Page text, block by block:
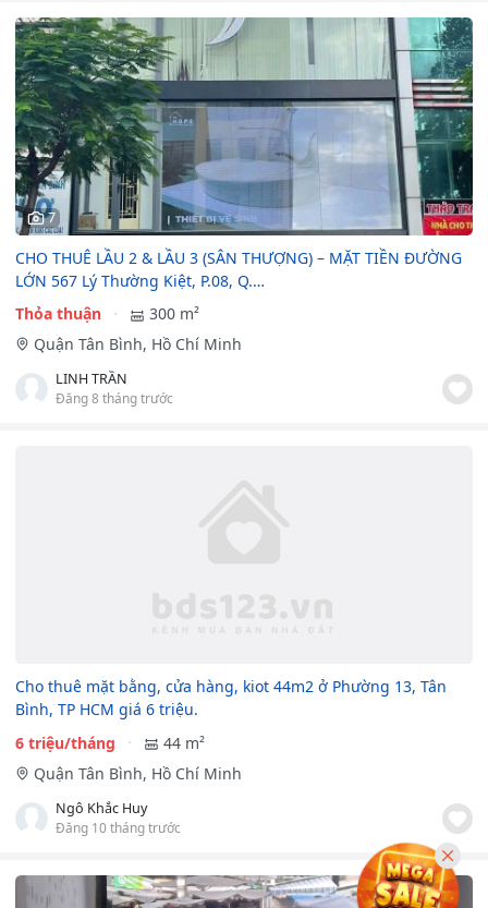
7
CHO THUÊ LẦU 2 & LẦU 3 (SÂN THƯỢNG) – MẶT TIỀN ĐƯỜNG
LỚN 567 Lý Thường Kiệt, P.08, Q.…
Thỏa thuận
300 m²
Quận Tân Bình, Hồ Chí Minh
LINH TRẦN
Đăng 8 tháng trước
Cho thuê mặt bằng, cửa hàng, kiot 44m2 ở Phường 13, Tân
Bình, TP HCM giá 6 triệu.
6 triệu/tháng
44 m²
Quận Tân Bình, Hồ Chí Minh
Ngô Khắc Huy
Đăng 10 tháng trước